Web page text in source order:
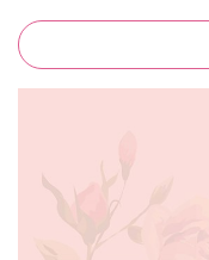
รับความร่วมมือจากคณ
ความรู้ ตามหลักวิชาการ